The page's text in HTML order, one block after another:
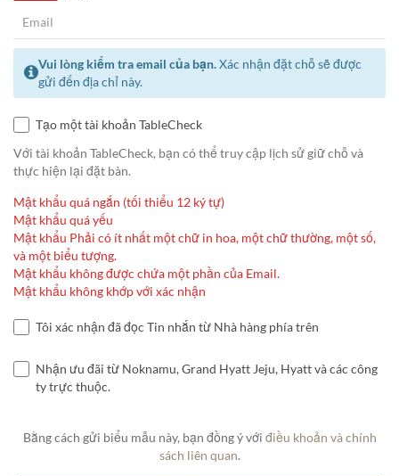
Vui lòng kiểm tra email của bạn.Xác nhận đặt chỗ sẽ được
gửi đến địa chỉ này.
Tạo một tài khoản TableCheck
Với tài khoản TableCheck, bạn có thể truy cập lịch sử giữ chỗ và
thực hiện lại đặt bàn.
Mật khẩu quá ngắn (tối thiểu 12 ký tự)
Mật khẩu quá yếu
Mật khẩu Phải có ít nhất một chữ in hoa, một chữ thường, một số,
và một biểu tượng.
Mật khẩu không được chứa một phần của Email.
Mật khẩu không khớp với xác nhận
Tôi xác nhận đã đọc Tin nhắn từ Nhà hàng phía trên
Nhận ưu đãi từ Noknamu, Grand Hyatt Jeju, Hyatt và các công
ty trực thuộc.
Bằng cách gửi biểu mẫu này, bạn đồng ý với điều khoản và chính
sách liên quan.